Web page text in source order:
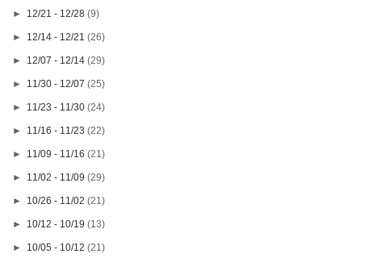
► 12/21 - 12/28(9)
► 12/14 - 12/21(26)
► 12/07 - 12/14(29)
► 11/30 - 12/07(25)
► 11/23 - 11/30(24)
► 11/16 - 11/23(22)
► 11/09 - 11/16(21)
► 11/02 - 11/09(29)
► 10/26 - 11/02(21)
► 10/12 - 10/19(13)
► 10/05 - 10/12(21)